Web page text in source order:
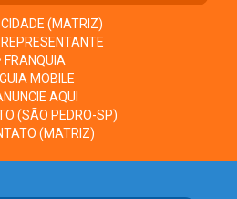
CIDADE (MATRIZ)
FRANQUIA
MOBILE
AQUI
(SÃO PEDRO-SP)
(MATRIZ)